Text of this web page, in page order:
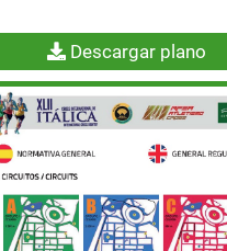
Descargar plano